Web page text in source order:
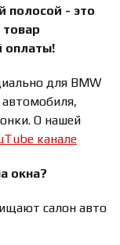
полосой - это
оплаты!
для BMW
О нашей
канале
окна?
салон авто